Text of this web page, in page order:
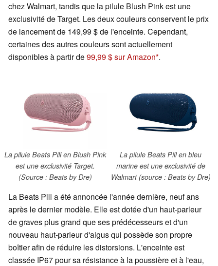
chez Walmart, tandis que la pilule Blush Pink est une
exclusivité de Target. Les deux couleurs conservent le prix
de lancement de 149,99 $ de l'enceinte. Cependant,
certaines des autres couleurs sont actuellement
disponibles à partir de99,99 $ sur Amazon .
La pilule Beats Pill en Blush Pink
est une exclusivité Target.
(Source : Beats by Dre)
La pilule Beats Pill en bleu
marine est une exclusivité de
Walmart (source : Beats by Dre)
La Beats Pill a été annoncée l'année dernière, neuf ans
après le dernier modèle. Elle est dotée d'un haut-parleur
de graves plus grand que ses prédécesseurs et d'un
nouveau haut-parleur d'aigus qui possède son propre
boîtier afin de réduire les distorsions. L'enceinte est
classée IP67 pour sa résistance à la poussière et à l'eau,